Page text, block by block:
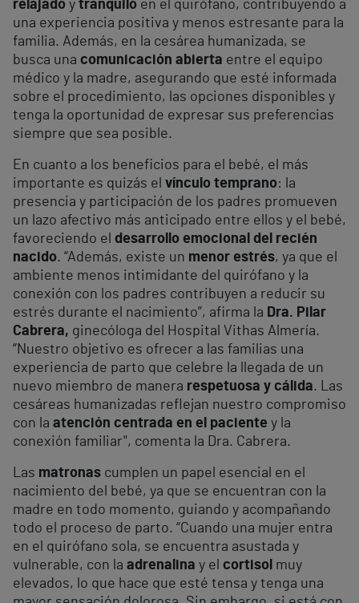
relajado y tranquilo en el quirófano, contribuyendo a
una experiencia positiva y menos estresante para la
familia. Además, en la cesárea humanizada, se
busca una comunicación abierta entre el equipo
médico y la madre, asegurando que esté informada
sobre el procedimiento, las opciones disponibles y
tenga la oportunidad de expresar sus preferencias
siempre que sea posible.
En cuanto a los beneficios para el bebé, el más
importante es quizás el vínculo temprano: la
presencia y participación de los padres promueven
un lazo afectivo más anticipado entre ellos y el bebé,
favoreciendo el desarrollo emocional del recién
nacido. “Además, existe un menor estrés, ya que el
ambiente menos intimidante del quirófano y la
conexión con los padres contribuyen a reducir su
estrés durante el nacimiento”, afirma la Dra. Pilar
Cabrera, ginecóloga del Hospital Vithas Almería.
“Nuestro objetivo es ofrecer a las familias una
experiencia de parto que celebre la llegada de un
nuevo miembro de manera respetuosa y cálida. Las
cesáreas humanizadas reflejan nuestro compromiso
con la atención centrada en el paciente y la
conexión familiar", comenta la Dra. Cabrera.
Las matronas cumplen un papel esencial en el
nacimiento del bebé, ya que se encuentran con la
madre en todo momento, guiando y acompañando
todo el proceso de parto. “Cuando una mujer entra
en el quirófano sola, se encuentra asustada y
vulnerable, con la adrenalina y el cortisol muy
elevados, lo que hace que esté tensa y tenga una